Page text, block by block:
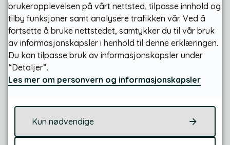
Vedlegg
Oppstartsnotat for Gjestrum industriområde
(PDF, 3 MB)
brukeropplevelsen på vårt nettsted, tilpasse innhold og
tilby funksjoner samt analysere trafikken vår. Ved å
fortsette å bruke nettstedet, samtykker du til vår bruk
av informasjonskapsler i henhold til denne erklæringen.
Du kan tilpasse bruk av informasjonskapsler under
“Detaljer”.
Les mer om personvern og informasjonskapsler
Kun nødvendige